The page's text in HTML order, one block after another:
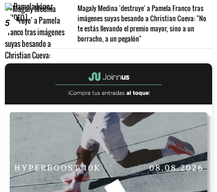
5
Magaly Medina 'destruye' a Pamela Franco tras
imágenes suyas besando a Christian Cueva: "No
te estás llevando el premio mayor, sino a un
borracho, a un pegalón"